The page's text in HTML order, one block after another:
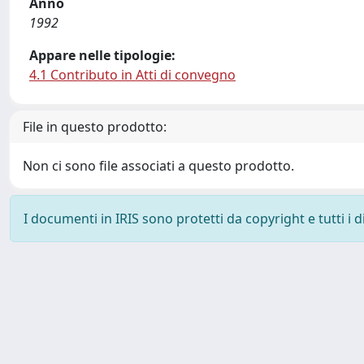
1992
Appare nelle tipologie:
4.1 Contributo in Atti di convegno
File in questo prodotto:
Non ci sono file associati a questo prodotto.
I documenti in IRIS sono protetti da copyright e tutti i